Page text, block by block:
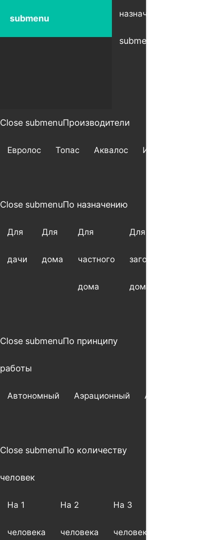
submenu назначению
submenu
Close submenuПроизводители
Евролос Топас Аквалос Итал
Close submenuПо назначению
Для
дачи
Для
дома
Для
частного
дома
Для
загородного
дома
Close submenuПо принципу
работы
Автономный Аэрационный Анаэробный
Close submenuПо количеству
человек
На 1
человека
На 2
человека
На 3
человека